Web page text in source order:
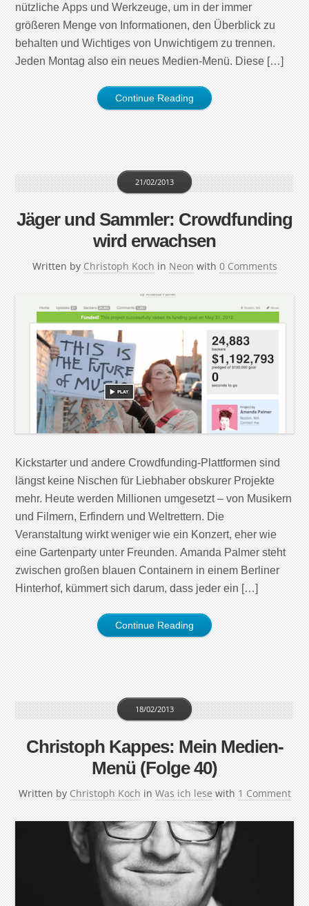
nützliche Apps und Werkzeuge, um in der immer
größeren Menge von Informationen, den Überblick zu
behalten und Wichtiges von Unwichtigem zu trennen.
Jeden Montag also ein neues Medien-Menü. Diese […]
Continue Reading
Jäger und Sammler: Crowdfunding
wird erwachsen
Written by Christoph Koch
21/02/2013
in Neon with 0 Comments
Kickstarter und andere Crowdfunding-Plattformen sind
längst keine Nischen für Liebhaber obskurer Projekte
mehr. Heute werden Millionen umgesetzt – von Musikern
und Filmern, Erfindern und Weltrettern. Die
Veranstaltung wirkt weniger wie ein Konzert, eher wie
eine Gartenparty unter Freunden. Amanda Palmer steht
zwischen großen blauen Containern in einem Berliner
Hinterhof, kümmert sich darum, dass jeder ein […]
Continue Reading
Christoph Kappes: Mein Medien-
Menü (Folge 40)
Written by Christoph Koch
18/02/2013
in Was ich lese with 1 Comment